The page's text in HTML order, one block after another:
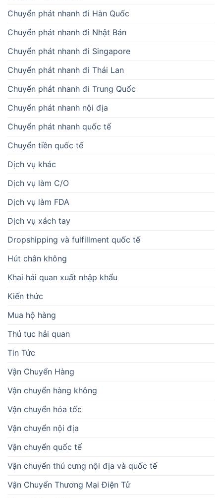
Chuyển phát nhanh đi Hàn Quốc
Chuyển phát nhanh đi Nhật Bản
Chuyển phát nhanh đi Singapore
Chuyển phát nhanh đi Thái Lan
Chuyển phát nhanh đi Trung Quốc
Chuyển phát nhanh nội địa
Chuyển phát nhanh quốc tế
Chuyển tiền quốc tế
Dịch vụ khác
Dịch vụ làm C/O
Dịch vụ làm FDA
Dịch vụ xách tay
Dropshipping và fulfillment quốc tế
Hút chân không
Khai hải quan xuất nhập khẩu
Kiến thức
Mua hộ hàng
Thủ tục hải quan
Tin Tức
Vận Chuyển Hàng
Vận chuyển hàng không
Vận chuyển hỏa tốc
Vận chuyển nội địa
Vận chuyển quốc tế
Vận chuyển thú cưng nội địa và quốc tế
Vận Chuyển Thương Mại Điện Tử